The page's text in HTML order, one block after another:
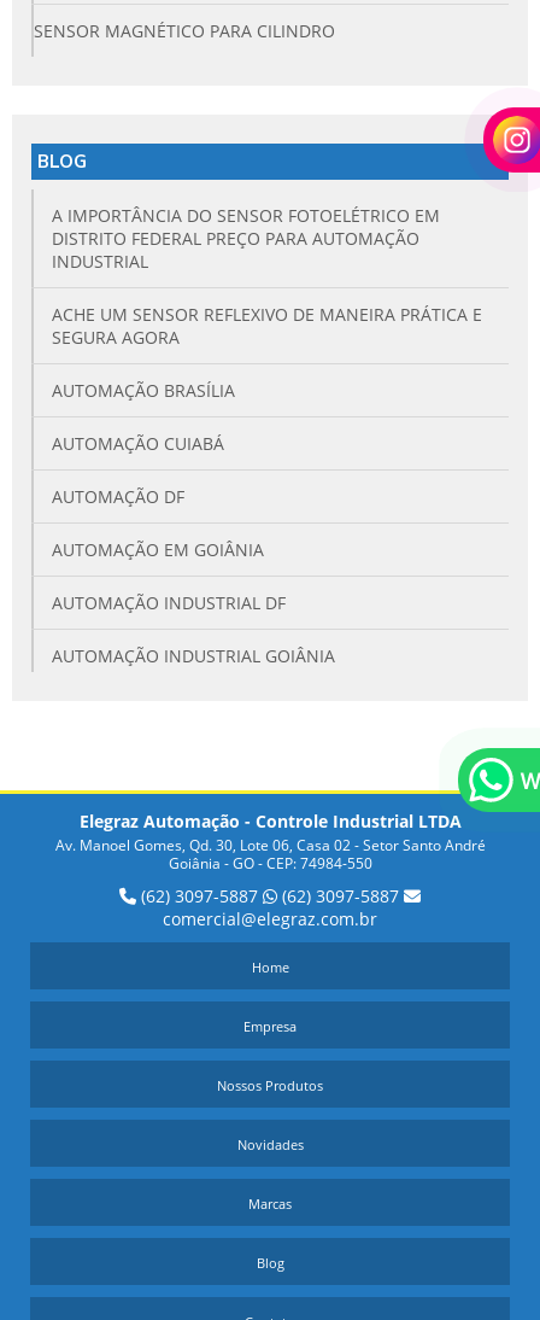
SENSOR MAGNÉTICO PARA CILINDRO
BLOG
A IMPORTÂNCIA DO SENSOR FOTOELÉTRICO EM
DISTRITO FEDERAL PREÇO PARA AUTOMAÇÃO
INDUSTRIAL
ACHE UM SENSOR REFLEXIVO DE MANEIRA PRÁTICA E
SEGURA AGORA
AUTOMAÇÃO BRASÍLIA
AUTOMAÇÃO CUIABÁ
AUTOMAÇÃO DF
AUTOMAÇÃO EM GOIÂNIA
AUTOMAÇÃO INDUSTRIAL DF
AUTOMAÇÃO INDUSTRIAL GOIÂNIA
COMO OS SENSORES INDUTIVOS E CAPACITIVOS
DESCUBRA COMO ECONOMIZAR NA COMPRA DE
SENSOR CAPACITIVO PREÇO
DICAS PARA ENCONTRAR O MELHOR SENSOR DE
TEMPERATURA INDUSTRIAL PREÇO
INDUTIVOS PREÇO PARA SEU PROJETO
DISPOSITIVO WIRELESS É UMA OPÇÃO PRÁTICA E
MODERNA PARA SUA INDÚSTRIA
EMPRESAS DE AUTOMAÇÃO INDUSTRIAL EM GOIÂNIA
EM TOCANTINS AQUI!
ENCONTRE AQUI UM SENSOR DE DISTANCIA LASER
Elegraz Automação - Controle Industrial LTDA
Av. Manoel Gomes, Qd. 30, Lote 06, Casa 02 - Setor Santo André
Goiânia - GO - CEP: 74984-550
(62) 3097-5887
(62) 3097-5887
comercial@elegraz.com.br
Home
Empresa
Nossos Produtos
Novidades
Marcas
Blog